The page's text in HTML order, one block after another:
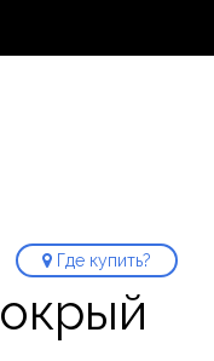
Где купить?